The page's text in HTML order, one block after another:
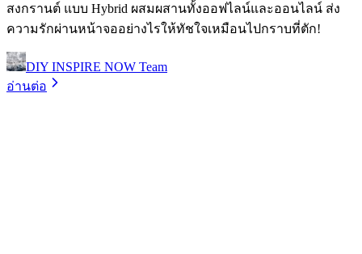
สงกรานต์ แบบ Hybrid ผสมผสานทั้งออฟไลน์และออนไลน์ ส่ง
ความรักผ่านหน้าจออย่างไรให้ทัชใจเหมือนไปกราบที่ตัก!
DIY INSPIRE NOW Team
อ่านต่อ